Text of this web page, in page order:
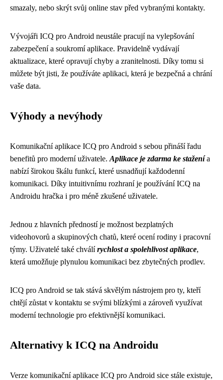
smazaly, nebo skrýt svůj online stav před vybranými kontakty.
Vývojáři ICQ pro Android neustále pracují na vylepšování
zabezpečení a soukromí aplikace. Pravidelně vydávají
aktualizace, které opravují chyby a zranitelnosti. Díky tomu si
můžete být jisti, že používáte aplikaci, která je bezpečná a chrání
vaše data.
Výhody a nevýhody
Komunikační aplikace ICQ pro Android s sebou přináší řadu
benefitů pro moderní uživatele. Aplikace je zdarma ke staženía
nabízí širokou škálu funkcí, které usnadňují každodenní
komunikaci. Díky intuitivnímu rozhraní je používání ICQ na
Androidu hračka i pro méně zkušené uživatele.
Jednou z hlavních předností je možnost bezplatných
videohovorů a skupinových chatů, které ocení rodiny i pracovní
týmy. Uživatelé také chválírychlost a spolehlivost aplikace,
která umožňuje plynulou komunikaci bez zbytečných prodlev.
ICQ pro Android se tak stává skvělým nástrojem pro ty, kteří
chtějí zůstat v kontaktu se svými blízkými a zároveň využívat
moderní technologie pro efektivnější komunikaci.
Alternativy k ICQ na Androidu
Verze komunikační aplikace ICQ pro Android sice stále existuje,